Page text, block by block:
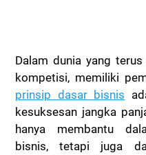
Dalam dunia yang
kompetisi, memiliki
prinsip dasar bisnis
kesuksesan jangka
hanya membantu
bisnis, tetapi juga